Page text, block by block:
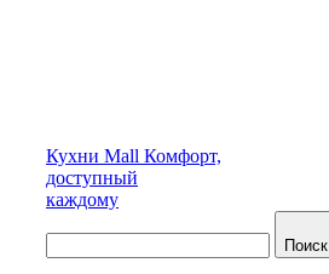
Кухни Mall Комфорт,
доступный
каждому
Поиск